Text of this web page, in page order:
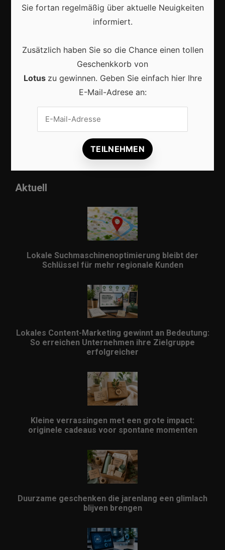
Zukunft
Aktuell
Lokale Suchmaschinenoptimierung bleibt der
Schlüssel für mehr regionale Kunden
Lokales Content-Marketing gewinnt an Bedeutung:
So erreichen Unternehmen ihre Zielgruppe
erfolgreicher
Kleine verrassingen met een grote impact:
originele cadeaus voor spontane momenten
Duurzame geschenken die jarenlang een glimlach
blijven brengen
Sie fortan regelmäßig über aktuelle Neuigkeiten
informiert.
Zusätzlich haben Sie so die Chance einen tollen
Geschenkkorb von
Lotus zu gewinnen. Geben Sie einfach hier Ihre
E-Mail-Adrese an: